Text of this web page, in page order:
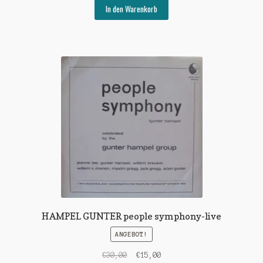
war:
€50,00
€25,00.
In den Warenkorb
HAMPEL GUNTER people symphony-live
ANGEBOT!
€30,00
Ursprünglicher
€15,00Aktueller